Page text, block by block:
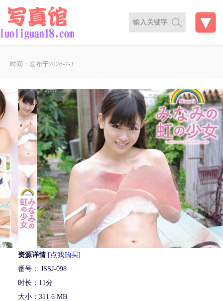
时间：发布于2026-7-3
资源详情 [点我购买]
番号： JSSJ-098
时长：11分
大小：311.6 MB